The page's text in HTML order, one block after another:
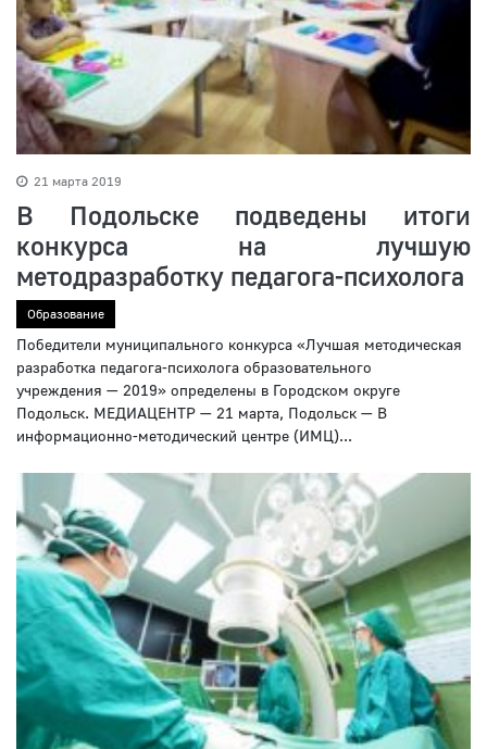
21 марта 2019
В Подольске подведены итоги
конкурса на лучшую
методразработку педагога-психолога
Образование
Победители муниципального конкурса «Лучшая методическая
разработка педагога-психолога образовательного
учреждения — 2019» определены в Городском округе
Подольск. МЕДИАЦЕНТР — 21 марта, Подольск — В
информационно-методический центре (ИМЦ)...